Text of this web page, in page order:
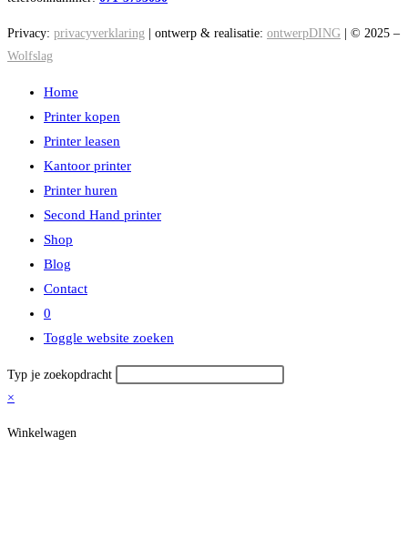
Privacy: privacyverklaring | ontwerp & realisatie: ontwerpDING | © 2025 –
Wolfslag
Home
Printer kopen
Printer leasen
Kantoor printer
Printer huren
Second Hand printer
Shop
Blog
Contact
0
Toggle website zoeken
Typ je zoekopdracht
×
Winkelwagen